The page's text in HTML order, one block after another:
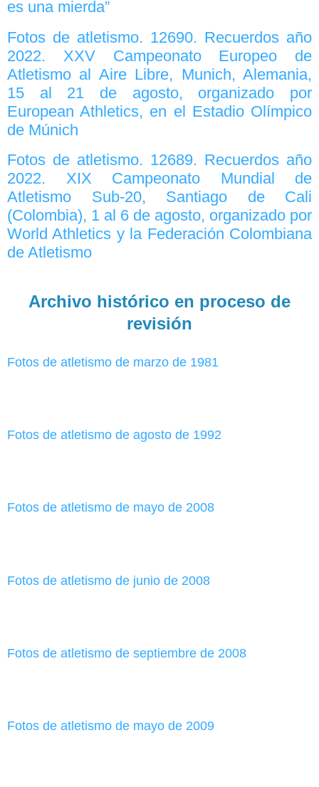
es una mierda”
Fotos de atletismo. 12690. Recuerdos año
2022. XXV Campeonato Europeo de
Atletismo al Aire Libre, Munich, Alemania,
15 al 21 de agosto, organizado por
European Athletics, en el Estadio Olímpico
de Múnich
Fotos de atletismo. 12689. Recuerdos año
2022. XIX Campeonato Mundial de
Atletismo Sub-20, Santiago de Cali
(Colombia), 1 al 6 de agosto, organizado por
World Athletics y la Federación Colombiana
de Atletismo
Archivo histórico en proceso de
revisión
Fotos de atletismo de marzo de 1981
Fotos de atletismo de agosto de 1992
Fotos de atletismo de mayo de 2008
Fotos de atletismo de junio de 2008
Fotos de atletismo de septiembre de 2008
Fotos de atletismo de mayo de 2009